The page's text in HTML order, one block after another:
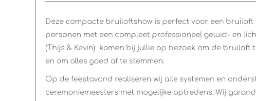
Deze compacte bruiloftshow is perfect voor een bruiloft
personen met een compleet professioneel geluid- en
(Thijs & Kevin) komen bij jullie op bezoek om de bruiloft
en om alles goed af te stemmen.
Op de feestavond realiseren wij alle systemen en
ceremoniemeesters met mogelijke optredens. Wij